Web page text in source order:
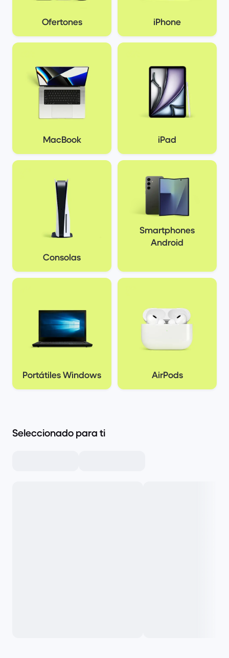
Ofertones iPhone
MacBook iPad
Consolas
Smartphones
Android
Portátiles Windows AirPods
Seleccionado para ti